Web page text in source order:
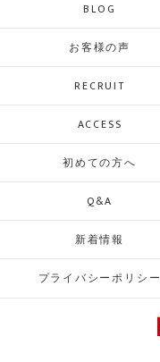
BLOG
お客様の声
RECRUIT
ACCESS
初めての方へ
Q&A
新着情報
プライバシーポリシー